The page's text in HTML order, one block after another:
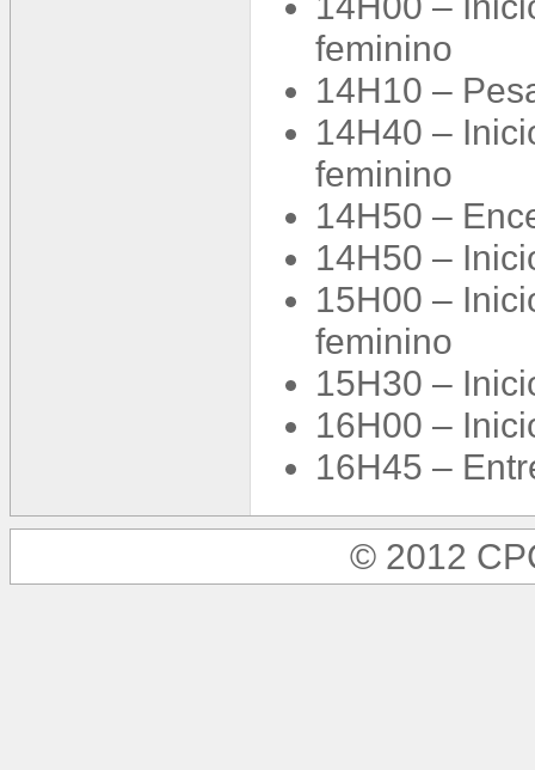
feminino
14H10 –
14H40 –
feminino
14H50 –
14H50 –
15H00 –
feminino
15H30 –
16H00 –
16H45 –
© 2012